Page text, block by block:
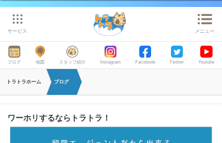
サービス メニュー
ブログ 地図 スタッフ紹介 Instagram Facebook Twitter Youtube
トラトラホーム ブログ
ワーホリするならトラトラ！